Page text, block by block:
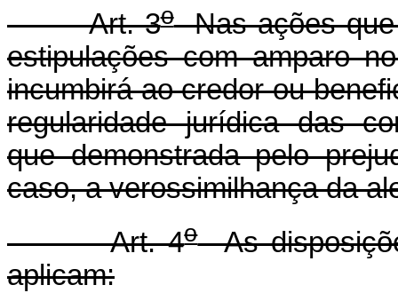
Art. 3oNas ações que
estipulações com amparo
incumbirá ao credor ou
regularidade jurídica das
que demonstrada pelo
caso, a verossimilhança da
Art. 4oAs
aplicam: